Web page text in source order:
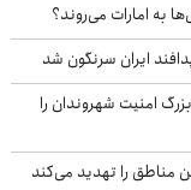
به امارات می‌روند؟
۹ ساله؛ خطری بزرگ امنیت شهروندان را
مناطق را تهدید می‌کند